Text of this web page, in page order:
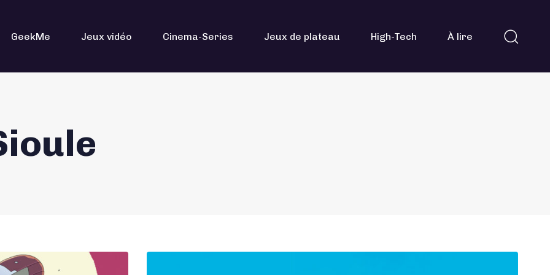
GeekMe Jeux vidéo Cinema-Series Jeux de plateau High-Tech À lire